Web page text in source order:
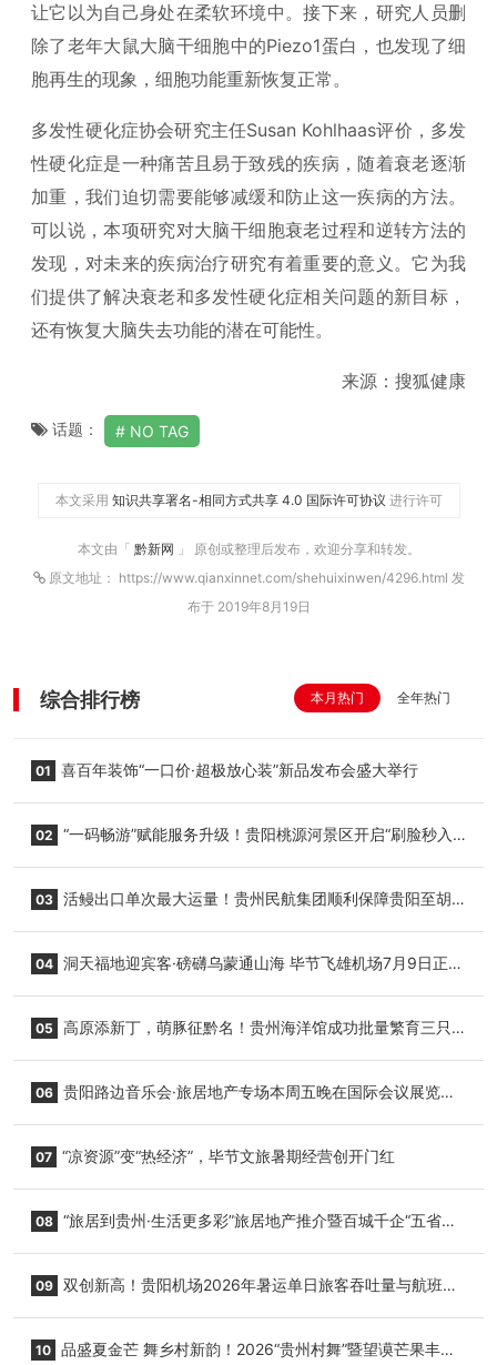
让它以为自己身处在柔软环境中。接下来，研究人员删
除了老年大鼠大脑干细胞中的Piezo1蛋白，也发现了细
胞再生的现象，细胞功能重新恢复正常。
多发性硬化症协会研究主任Susan Kohlhaas评价，多发
性硬化症是一种痛苦且易于致残的疾病，随着衰老逐渐
加重，我们迫切需要能够减缓和防止这一疾病的方法。
可以说，本项研究对大脑干细胞衰老过程和逆转方法的
发现，对未来的疾病治疗研究有着重要的意义。它为我
们提供了解决衰老和多发性硬化症相关问题的新目标，
还有恢复大脑失去功能的潜在可能性。
来源：搜狐健康
话题： NO TAG
本文采用 知识共享署名-相同方式共享 4.0 国际许可协议 进行许可
本文由「 黔新网 」 原创或整理后发布，欢迎分享和转发。
原文地址： https://www.qianxinnet.com/shehuixinwen/4296.html 发
布于 2019年8月19日
综合排行榜 本月热门 全年热门
01 喜百年装饰“一口价·超极放心装”新品发布会盛大举行
02 “一码畅游”赋能服务升级！贵阳桃源河景区开启“刷脸秒入
03 活鳗出口单次最大运量！贵州民航集团顺利保障贵阳至胡
04 洞天福地迎宾客·磅礴乌蒙通山海 毕节飞雄机场7月9日正式
05 高原添新丁，萌豚征黔名！贵州海洋馆成功批量繁育三只
06 贵阳路边音乐会·旅居地产专场本周五晚在国际会议展览中
07 “凉资源”变“热经济”，毕节文旅暑期经营创开门红
08 “旅居到贵州·生活更多彩”旅居地产推介暨百城千企“五省
09 双创新高！贵阳机场2026年暑运单日旅客吞吐量与航班起
10 品盛夏金芒 舞乡村新韵！2026“贵州村舞”暨望谟芒果丰收